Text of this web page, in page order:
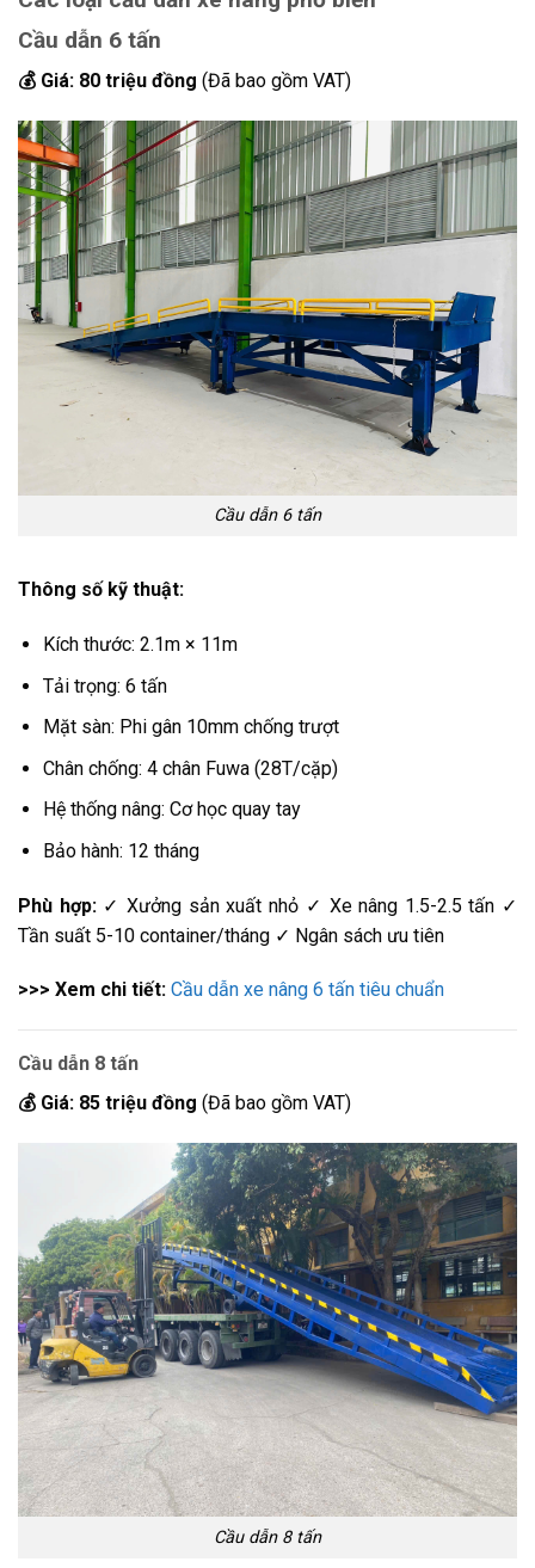
Cầu dẫn 6 tấn
💰 Giá: 80 triệu đồng (Đã bao gồm VAT)
Cầu dẫn 6 tấn
Thông số kỹ thuật:
Kích thước: 2.1m × 11m
Tải trọng: 6 tấn
Mặt sàn: Phi gân 10mm chống trượt
Chân chống: 4 chân Fuwa (28T/cặp)
Hệ thống nâng: Cơ học quay tay
Bảo hành: 12 tháng
Phù hợp:✓ Xưởng sản xuất nhỏ ✓ Xe nâng 1.5-2.5 tấn ✓
Tần suất 5-10 container/tháng ✓ Ngân sách ưu tiên
>>> Xem chi tiết: Cầu dẫn xe nâng 6 tấn tiêu chuẩn
Cầu dẫn 8 tấn
💰 Giá: 85 triệu đồng (Đã bao gồm VAT)
Cầu dẫn 8 tấn